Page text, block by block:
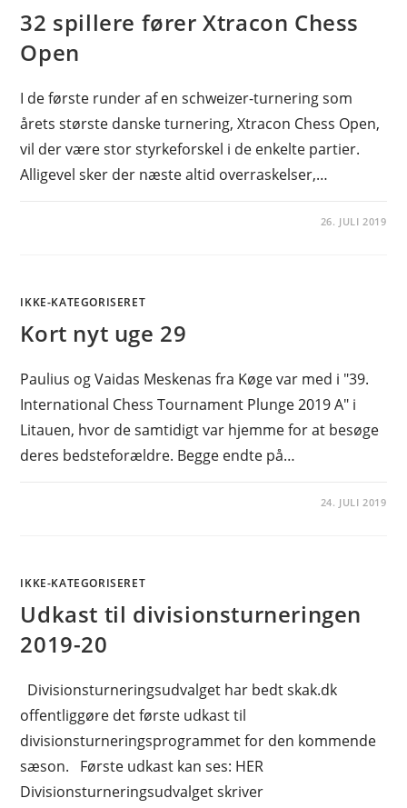
32 spillere fører Xtracon Chess
Open
I de første runder af en schweizer-turnering som
årets største danske turnering, Xtracon Chess Open,
vil der være stor styrkeforskel i de enkelte partier.
Alligevel sker der næste altid overraskelser,…
26. JULI 2019
IKKE-KATEGORISERET
Kort nyt uge 29
Paulius og Vaidas Meskenas fra Køge var med i "39.
International Chess Tournament Plunge 2019 A" i
Litauen, hvor de samtidigt var hjemme for at besøge
deres bedsteforældre. Begge endte på…
24. JULI 2019
IKKE-KATEGORISERET
Udkast til divisionsturneringen
2019-20
Divisionsturneringsudvalget har bedt skak.dk
offentliggøre det første udkast til
divisionsturneringsprogrammet for den kommende
sæson. Første udkast kan ses: HER
Divisionsturneringsudvalget skriver